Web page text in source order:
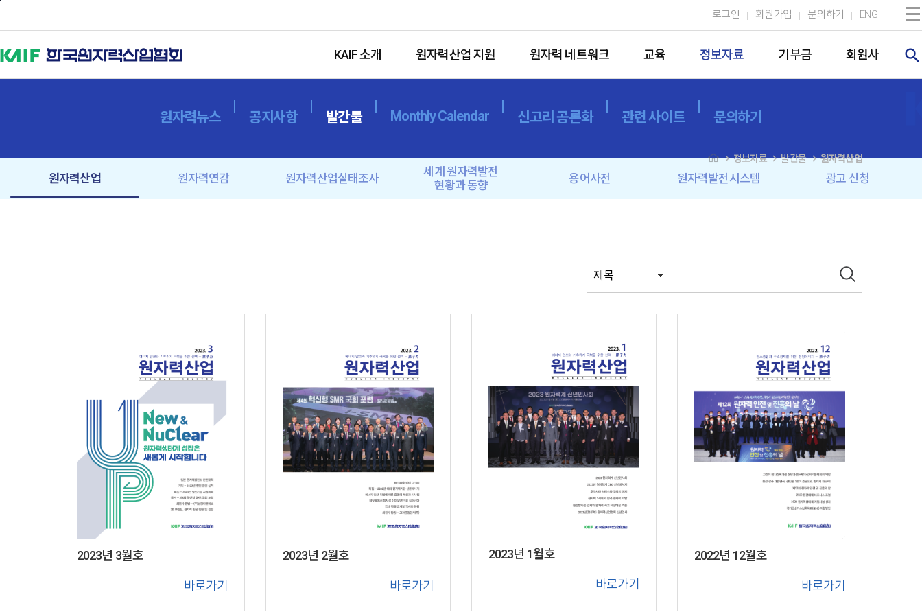
로그인 회원가입 문의하기 ENG
KAIF 소개 원자력산업 지원 원자력 네트워크 교육 정보자료 기부금 회원사 search
원자력뉴스 공지사항 발간물 Monthly Calendar 신고리 공론화 관련 사이트 문의하기
원자력산업 원자력연감 원자력산업실태조사
세계 원자력발전
현황과 동향
용어사전 원자력발전시스템 광고 신청
navigate_next정보자료navigate_next발간물navigate_next원자력산업
2023년 3월호
바로가기
2023년 2월호
바로가기
2023년 1월호
바로가기
2022년 12월호
바로가기